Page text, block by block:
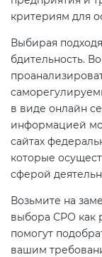
критериям для
Выбирая
бдительность.
в виде онлайн
информацией
сайтах
которые
сферой
Возьмите на
выбора СРО как
помогут
вашим